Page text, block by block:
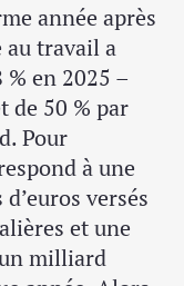
année après
au travail a
en 2025 –
de 50 % par
Pour
à une
versés
et une
milliard